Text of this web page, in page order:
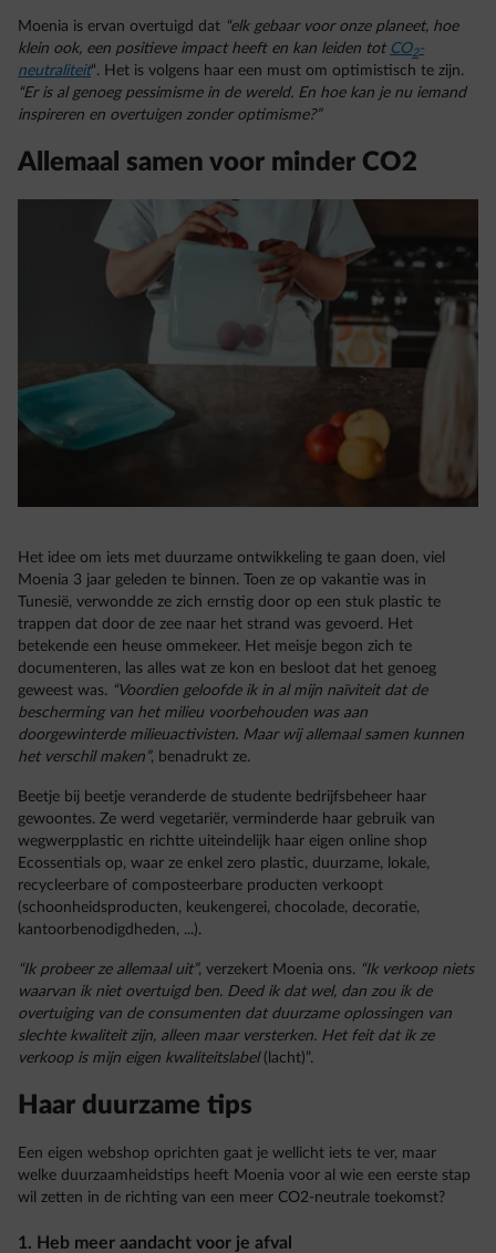
Moenia is ervan overtuigd dat “elk gebaar voor onze planeet, hoe
klein ook, een positieve impact heeft en kan leiden tot CO 2-
neutraliteit“. Het is volgens haar een must om optimistisch te zijn.
“Er is al genoeg pessimisme in de wereld. En hoe kan je nu iemand
inspireren en overtuigen zonder optimisme?”
Allemaal samen voor minder CO2
Het idee om iets met duurzame ontwikkeling te gaan doen, viel
Moenia 3 jaar geleden te binnen. Toen ze op vakantie was in
Tunesië, verwondde ze zich ernstig door op een stuk plastic te
trappen dat door de zee naar het strand was gevoerd. Het
betekende een heuse ommekeer. Het meisje begon zich te
documenteren, las alles wat ze kon en besloot dat het genoeg
geweest was. “Voordien geloofde ik in al mijn naïviteit dat de
bescherming van het milieu voorbehouden was aan
doorgewinterde milieuactivisten. Maar wij allemaal samen kunnen
het verschil maken”, benadrukt ze.
Beetje bij beetje veranderde de studente bedrijfsbeheer haar
gewoontes. Ze werd vegetariër, verminderde haar gebruik van
wegwerpplastic en richtte uiteindelijk haar eigen online shop
Ecossentials op, waar ze enkel zero plastic, duurzame, lokale,
recycleerbare of composteerbare producten verkoopt
(schoonheidsproducten, keukengerei, chocolade, decoratie,
kantoorbenodigdheden, ...).
“Ik probeer ze allemaal uit”, verzekert Moenia ons. “Ik verkoop niets
waarvan ik niet overtuigd ben. Deed ik dat wel, dan zou ik de
overtuiging van de consumenten dat duurzame oplossingen van
slechte kwaliteit zijn, alleen maar versterken. Het feit dat ik ze
verkoop is mijn eigen kwaliteitslabel(lacht)”.
Haar duurzame tips
Een eigen webshop oprichten gaat je wellicht iets te ver, maar
welke duurzaamheidstips heeft Moenia voor al wie een eerste stap
wil zetten in de richting van een meer CO2-neutrale toekomst?
1. Heb meer aandacht voor je afval